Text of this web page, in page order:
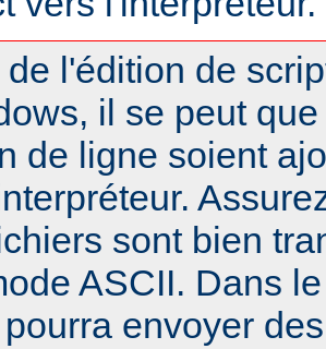
de l'édition de
il se peut
de ligne soient
sont bien
ASCII. Dans
pourra envoyer